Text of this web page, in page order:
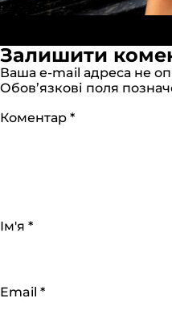
розмір
Залишити
Ваша e-mail адреса не
Обов’язкові поля
Коментар *
Ім'я *
Email *